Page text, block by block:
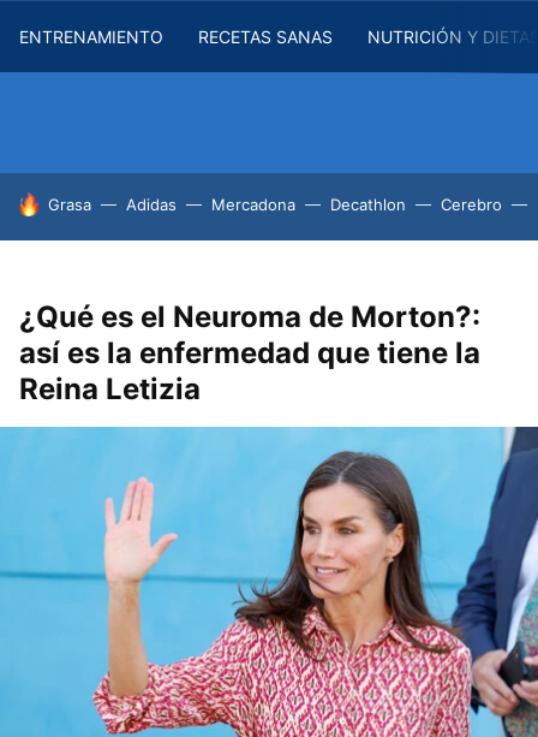
ENTRENAMIENTO RECETAS SANAS NUTRICIÓN Y
HOY SE HABLA DE
Grasa Adidas Mercadona Decathlon Cerebro
¿Qué es el Neuroma de Morton?:
así es la enfermedad que tiene la
Reina Letizia